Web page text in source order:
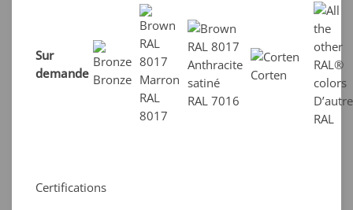
Sur
demande Bronze Marron
RAL
8017
Anthracite
satiné
RAL 7016
Corten
RAL
Certifications